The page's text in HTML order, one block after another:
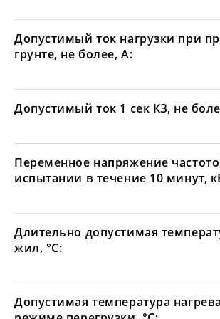
Допустимый ток нагрузки при
грунте, не более, А:
Допустимый ток 1 сек КЗ, не
Переменное напряжение
испытании в течение 10 минут,
Длительно допустимая
жил, °С:
Допустимая температура